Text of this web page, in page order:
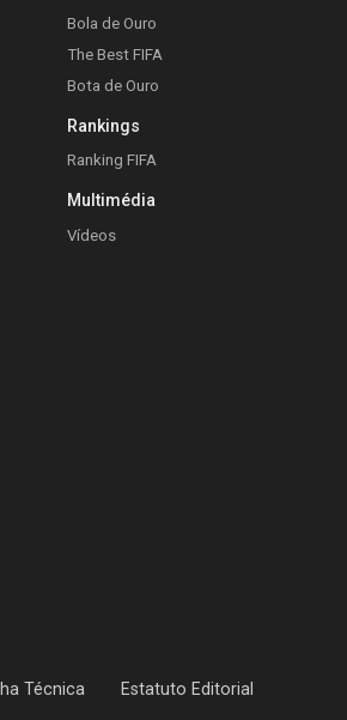
Bola de Ouro
The Best FIFA
Bota de Ouro
Rankings
Ranking FIFA
Multimédia
Vídeos
Técnica Estatuto Editorial